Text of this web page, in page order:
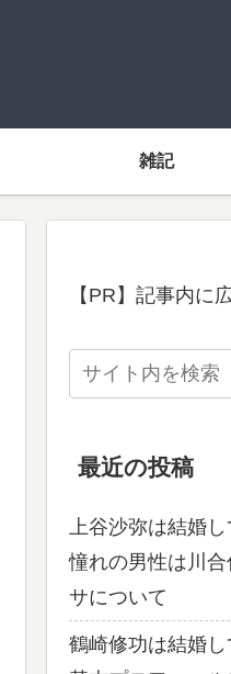
雑記
【PR】記事内に
最近の投稿
上谷沙弥は結婚
憧れの男性は川
サについて
鶴崎修功は結婚